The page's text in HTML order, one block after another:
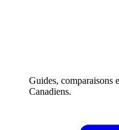
Guides, comparaisons
Canadiens.